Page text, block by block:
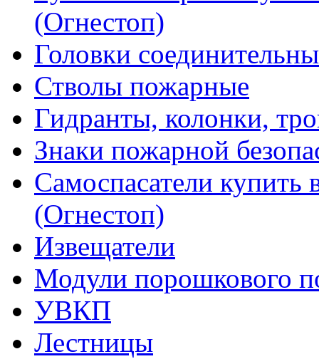
(Огнестоп)
Головки
Стволы пожарные
Гидранты, колонки,
Знаки пожарной
Самоспасатели
(Огнестоп)
Извещатели
Модули порошкового
УВКП
Лестницы